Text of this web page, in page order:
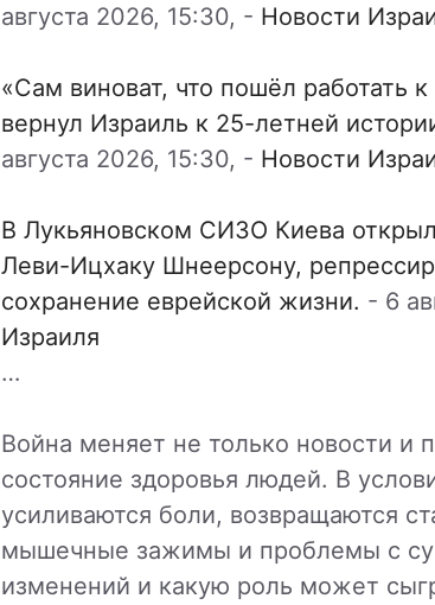
августа 2026, 15:30, - Новости
«Сам виноват, что пошёл работать
вернул Израиль к 25-летней
августа 2026, 15:30, - Новости
В Лукьяновском СИЗО Киева
Леви-Ицхаку Шнеерсону,
сохранение еврейской жизни. - 6
Израиля
…
Война меняет не только новости и
состояние здоровья людей. В
усиливаются боли, возвращаются
мышечные зажимы и проблемы с
изменений и какую роль может